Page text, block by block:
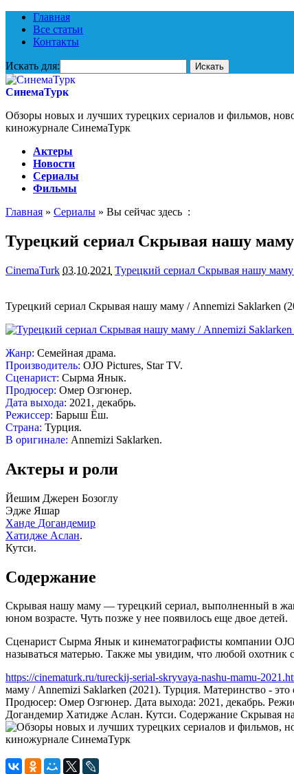
Главная
Все статьи
Контакты
Искать для:
СинемаТурк
Обзоры новых и лучших турецких сериалов и фильмов,
киножурнале СинемаТурк
Актеры
Новости
Сериалы
Фильмы
Главная » Сериалы » Вы сейчас здесь :
Турецкий сериал Скрывая нашу маму
CinemaTurk 03.10.2021 Турецкий сериал Скрывая нашу
Турецкий сериал Скрывая нашу маму / Annemizi Saklarken
Жанр: Семейная драма.
Производитель: OJO Pictures, Star TV.
Сценарист: Сырма Янык.
Продюсер: Омер Озгюнер.
Дата выхода: 2021, декабрь.
Режиссер: Барыш Ёш.
Страна: Турция.
В оригинале: Annemizi Saklarken.
Актеры и роли
Йешим Джерен Бозоглу
Эдже Яшар
Ханде Догандемир
Хатидже Аслан.
Кутси.
Содержание
Скрывая нашу маму — турецкий сериал, выполненный в
юном возрасте. Чуть позже у нее появилось еще двое детей.
Сценарист Сырма Янык и кинематографисты компании OJO
называться матерью. Также мы увидим, что любой охотник
https://cinematurk.ru/tureckij-serial-skryvaya-nashu-mamu-
маму / Annemizi Saklarken (2021). Турция. Материнство -
Продюсер: Омер Озгюнер. Дата выхода: 2021, декабрь.
Догандемир Хатидже Аслан. Кутси. Содержание Скрывая